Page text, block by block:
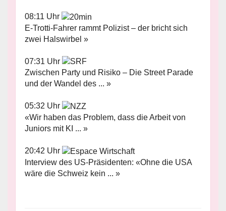
08:11 Uhr
E-Trotti-Fahrer rammt Polizist – der bricht sich
zwei Halswirbel »
07:31 Uhr
Zwischen Party und Risiko – Die Street Parade
und der Wandel des ... »
05:32 Uhr
«Wir haben das Problem, dass die Arbeit von
Juniors mit KI ... »
20:42 Uhr
Interview des US-Präsidenten: «Ohne die USA
wäre die Schweiz kein ... »